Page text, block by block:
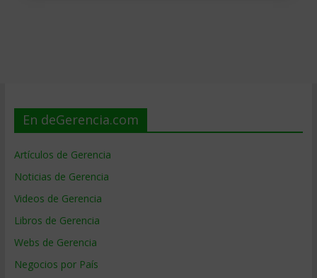
En deGerencia.com
Artículos de Gerencia
Noticias de Gerencia
Videos de Gerencia
Libros de Gerencia
Webs de Gerencia
Negocios por País